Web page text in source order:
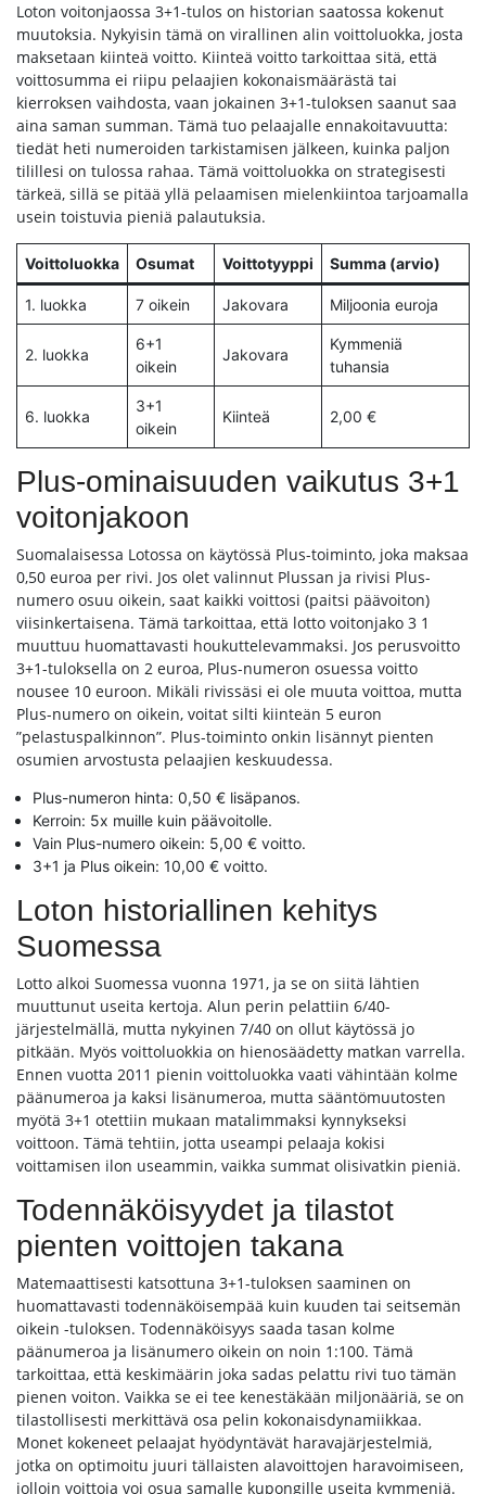
Loton voitonjaossa 3+1-tulos on historian saatossa kokenut
muutoksia. Nykyisin tämä on virallinen alin voittoluokka, josta
maksetaan kiinteä voitto. Kiinteä voitto tarkoittaa sitä, että
voittosumma ei riipu pelaajien kokonaismäärästä tai
kierroksen vaihdosta, vaan jokainen 3+1-tuloksen saanut saa
aina saman summan. Tämä tuo pelaajalle ennakoitavuutta:
tiedät heti numeroiden tarkistamisen jälkeen, kuinka paljon
tilillesi on tulossa rahaa. Tämä voittoluokka on strategisesti
tärkeä, sillä se pitää yllä pelaamisen mielenkiintoa tarjoamalla
usein toistuvia pieniä palautuksia.
Voittoluokka Osumat Voittotyyppi Summa (arvio)
1. luokka 7 oikein Jakovara Miljoonia euroja
2. luokka
6+1
oikein
Jakovara
Kymmeniä
tuhansia
6. luokka
3+1
oikein
Kiinteä 2,00 €
Plus-ominaisuuden vaikutus 3+1
voitonjakoon
Suomalaisessa Lotossa on käytössä Plus-toiminto, joka maksaa
0,50 euroa per rivi. Jos olet valinnut Plussan ja rivisi Plus-
numero osuu oikein, saat kaikki voittosi (paitsi päävoiton)
viisinkertaisena. Tämä tarkoittaa, että lotto voitonjako 3 1
muuttuu huomattavasti houkuttelevammaksi. Jos perusvoitto
3+1-tuloksella on 2 euroa, Plus-numeron osuessa voitto
nousee 10 euroon. Mikäli rivissäsi ei ole muuta voittoa, mutta
Plus-numero on oikein, voitat silti kiinteän 5 euron
”pelastuspalkinnon”. Plus-toiminto onkin lisännyt pienten
osumien arvostusta pelaajien keskuudessa.
Plus-numeron hinta: 0,50 € lisäpanos.
Kerroin: 5x muille kuin päävoitolle.
Vain Plus-numero oikein: 5,00 € voitto.
3+1 ja Plus oikein: 10,00 € voitto.
Loton historiallinen kehitys
Suomessa
Lotto alkoi Suomessa vuonna 1971, ja se on siitä lähtien
muuttunut useita kertoja. Alun perin pelattiin 6/40-
järjestelmällä, mutta nykyinen 7/40 on ollut käytössä jo
pitkään. Myös voittoluokkia on hienosäädetty matkan varrella.
Ennen vuotta 2011 pienin voittoluokka vaati vähintään kolme
päänumeroa ja kaksi lisänumeroa, mutta sääntömuutosten
myötä 3+1 otettiin mukaan matalimmaksi kynnykseksi
voittoon. Tämä tehtiin, jotta useampi pelaaja kokisi
voittamisen ilon useammin, vaikka summat olisivatkin pieniä.
Todennäköisyydet ja tilastot
pienten voittojen takana
Matemaattisesti katsottuna 3+1-tuloksen saaminen on
huomattavasti todennäköisempää kuin kuuden tai seitsemän
oikein -tuloksen. Todennäköisyys saada tasan kolme
päänumeroa ja lisänumero oikein on noin 1:100. Tämä
tarkoittaa, että keskimäärin joka sadas pelattu rivi tuo tämän
pienen voiton. Vaikka se ei tee kenestäkään miljonääriä, se on
tilastollisesti merkittävä osa pelin kokonaisdynamiikkaa.
Monet kokeneet pelaajat hyödyntävät haravajärjestelmiä,
jotka on optimoitu juuri tällaisten alavoittojen haravoimiseen,
jolloin voittoja voi osua samalle kupongille useita kymmeniä.